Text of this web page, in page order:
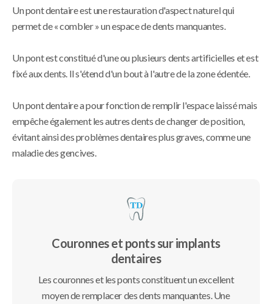
Un pont dentaire est une restauration d'aspect naturel qui
permet de « combler » un espace de dents manquantes.
Un pont est constitué d'une ou plusieurs dents artificielles et est
fixé aux dents. Il s'étend d'un bout à l'autre de la zone édentée.
Un pont dentaire a pour fonction de remplir l'espace laissé mais
empêche également les autres dents de changer de position,
évitant ainsi des problèmes dentaires plus graves, comme une
maladie des gencives.
Couronnes et ponts sur implants
dentaires
Les couronnes et les ponts constituent un excellent
moyen de remplacer des dents manquantes. Une